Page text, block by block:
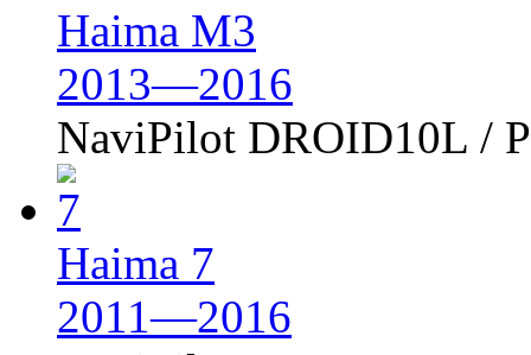
Haima M3
2013—2016
NaviPilot DROID10L /
Haima 7
2011—2016